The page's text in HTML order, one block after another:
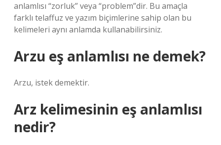
anlamlısı “zorluk” veya “problem”dir. Bu amaçla
farklı telaffuz ve yazım biçimlerine sahip olan bu
kelimeleri aynı anlamda kullanabilirsiniz.
Arzu eş anlamlısı ne demek?
Arzu, istek demektir.
Arz kelimesinin eş anlamlısı
nedir?